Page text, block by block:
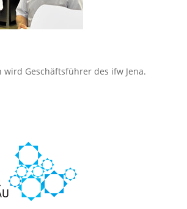
wird Geschäftsführer des ifw Jena.